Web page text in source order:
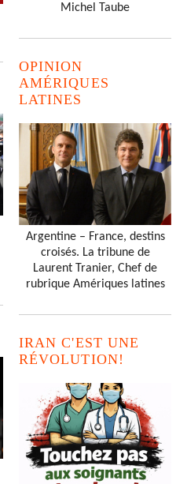
Michel Taube
OPINION
AMÉRIQUES
LATINES
Argentine – France, destins
croisés. La tribune de
Laurent Tranier, Chef de
rubrique Amériques latines
IRAN C'EST UNE
RÉVOLUTION!